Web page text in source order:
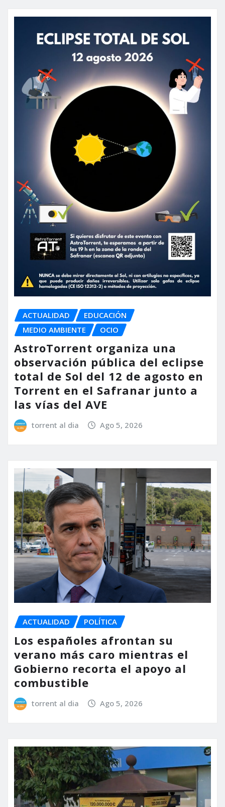
ACTUALIDAD
EDUCACIÓN
MEDIO AMBIENTE
OCIO
AstroTorrent organiza una
observación pública del eclipse
total de Sol del 12 de agosto en
Torrent en el Safranar junto a
las vías del AVE
torrent al dia Ago 5, 2026
ACTUALIDAD POLÍTICA
Los españoles afrontan su
verano más caro mientras el
Gobierno recorta el apoyo al
combustible
torrent al dia Ago 5, 2026